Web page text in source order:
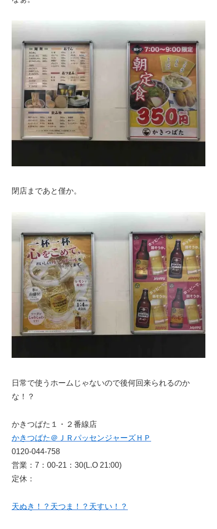
閉店まであと僅か。
日常で使うホームじゃないので後何回来られるのか
な！？
かきつばた１・２番線店
かきつばた＠ＪＲパッセンジャーズＨＰ
0120-044-758
営業：7：00-21：30(L.O 21:00)
定休：
天ぬき！？天つま！？天すい！？